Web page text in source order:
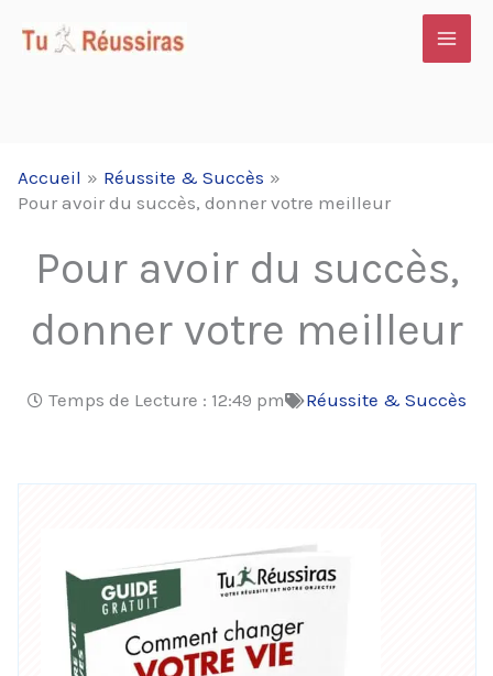
Accueil
Réussite & Succès
Pour avoir du succès, donner votre meilleur
Pour avoir du succès,
donner votre meilleur
Temps de Lecture : 12:49 pm Réussite & Succès